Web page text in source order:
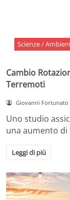
Scienze /
Cambio
Terremoti
Giovanni Fortunato
Uno studio
una aumento
Leggi di più